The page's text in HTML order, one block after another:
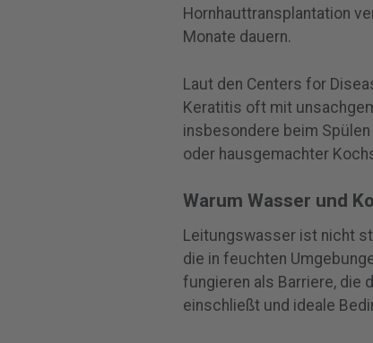
Hornhauttransplantation
Monate dauern.
Laut den Centers for
Keratitis oft mit
insbesondere beim
oder hausgemachter
Warum Wasser und
Leitungswasser ist nicht
die in feuchten
fungieren als Barriere, die
einschließt und ideale